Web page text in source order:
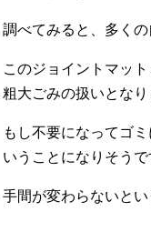
調べてみると、多く
このジョイントマッ
粗大ごみの扱いとなり
もし不要になってゴ
いうことになりそうで
手間が変わらないと